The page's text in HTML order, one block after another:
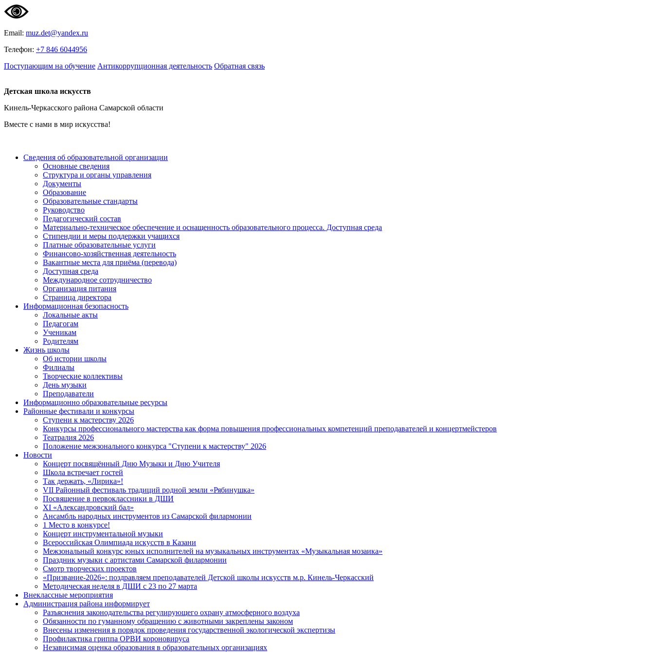
Email: muz.det@yandex.ru
Телефон: +7 846 6044956
Поступающим на обучение Антикоррупционная деятельность Обратная связь
Детская школа искусств
Кинель-Черкасского района Самарской области
Вместе с нами в мир искусства!
Сведения об образовательной организации
Основные сведения
Структура и органы управления
Документы
Образование
Образовательные стандарты
Руководство
Педагогический состав
Материально-техническое обеспечение и оснащенность образовательного процесса. Доступная среда
Стипендии и меры поддержки учащихся
Платные образовательные услуги
Финансово-хозяйственная деятельность
Вакантные места для приёма (перевода)
Доступная среда
Международное сотрудничество
Организация питания
Страница директора
Информационная безопасность
Локальные акты
Педагогам
Ученикам
Родителям
Жизнь школы
Об истории школы
Филиалы
Творческие коллективы
День музыки
Преподаватели
Информационно образовательные ресурсы
Районные фестивали и конкурсы
Ступени к мастерству 2026
Конкурсы профессионального мастерства как форма повышения профессиональных компетенций преподавателей и концертмейстеров
Театралия 2026
Положение межзонального конкурса "Ступени к мастерству" 2026
Новости
Концерт посвящённый Дню Музыки и Дню Учителя
Школа встречает гостей
Так держать, «Лирика»!
VII Районный фестиваль традиций родной земли «Рябинушка»
Посвящение в первоклассники в ДШИ
XI «Александровский бал»
Ансамбль народных инструментов из Самарской филармонии
1 Место в конкурсе!
Концерт инструментальной музыки
Всероссийская Олимпиада искусств в Казани
Межзональный конкурс юных исполнителей на музыкальных инструментах «Музыкальная мозаика»
Праздник музыки с артистами Самарской филармонии
Смотр творческих проектов
«Призвание-2026»: поздравляем преподавателей Детской школы искусств м.р. Кинель-Черкасский
Методическая неделя в ДШИ с 23 по 27 марта
Внеклассные мероприятия
Администрация района информирует
Разъяснения законодательства регулирующего охрану атмосферного воздуха
Обязанности по гуманному обращению с животными закреплены законом
Внесены изменения в порядок проведения государственной экологической экспертизы
Профилактика гриппа ОРВИ короновируса
Независимая оценка образования в образовательных организациях